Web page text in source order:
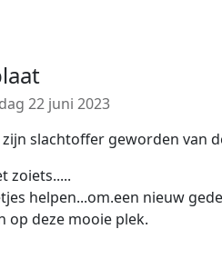
22 juni 2023
slachtoffer geworden van
zoiets.....
helpen...om.een nieuw
op deze mooie plek.